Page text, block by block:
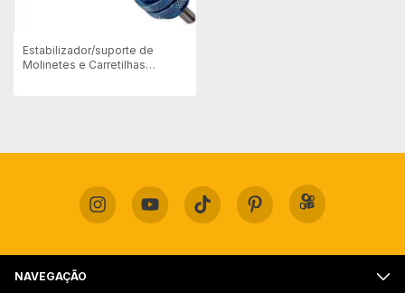
Estabilizador/suporte de
Molinetes e Carretilhas
NAVEGAÇÃO